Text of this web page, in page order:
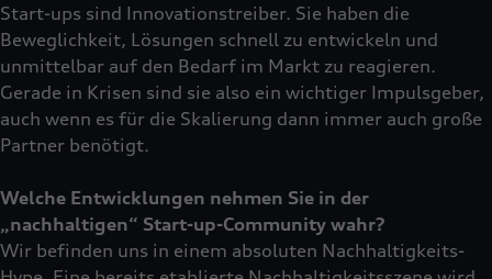
Start-ups sind Innovationstreiber. Sie haben die
Beweglichkeit, Lösungen schnell zu entwickeln und
unmittelbar auf den Bedarf im Markt zu reagieren.
Gerade in Krisen sind sie also ein wichtiger Impulsgeber,
auch wenn es für die Skalierung dann immer auch große
Partner benötigt.
Welche Entwicklungen nehmen Sie in der
„nachhaltigen“ Start-up-Community wahr?
Wir befinden uns in einem absoluten Nachhaltigkeits-